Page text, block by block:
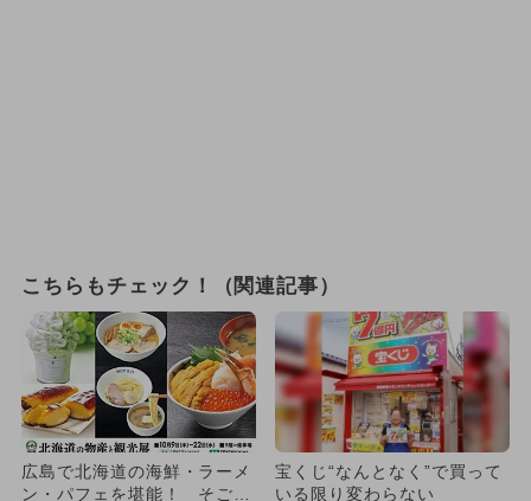
こちらもチェック！（関連記事）
広島で北海道の海鮮・ラーメ
ン・パフェを堪能！ そごう
宝くじ“なんとなく”で買って
いる限り変わらない